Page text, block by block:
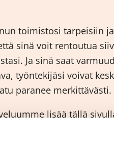
toimistosi tarpeisiin ja
sinä voit rentoutua
Ja sinä saat
työntekijäsi voivat
paranee merkittävästi.
lisää tällä
mahdollinen